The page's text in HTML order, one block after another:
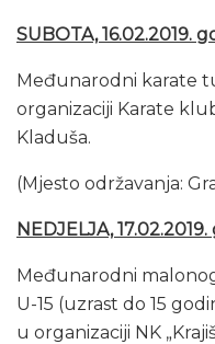
SUBOTA, 16.02.2019.
Međunarodni karate
organizaciji Karate
Kladuša.
(Mjesto održavanja:
NEDJELJA,
Međunarodni
U-15 (uzrast do 15
u organizaciji NK